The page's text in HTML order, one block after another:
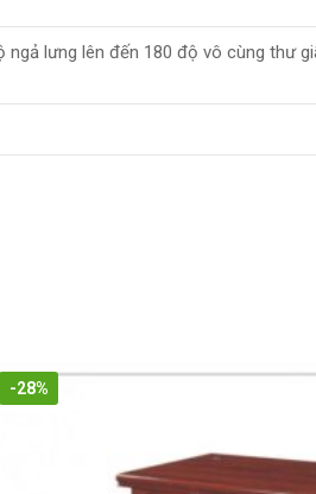
lưng lên đến 180 độ vô cùng thư
-28%